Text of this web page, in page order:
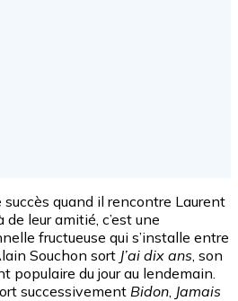
quand il rencontre Laurent
leur amitié, c’est une
fructueuse qui s’installe entre
Souchon sort J’ai dix ans , son
populaire du jour au lendemain.
successivement Bidon Jamais